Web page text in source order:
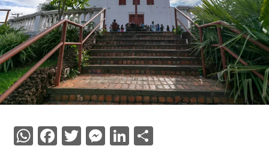
WhatsApp
Facebook
Twitter
Messenger
LinkedIn
Share